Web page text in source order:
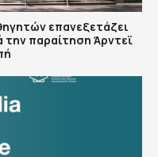
επανεξετάζει
την παραίτηση Άρντεϊ